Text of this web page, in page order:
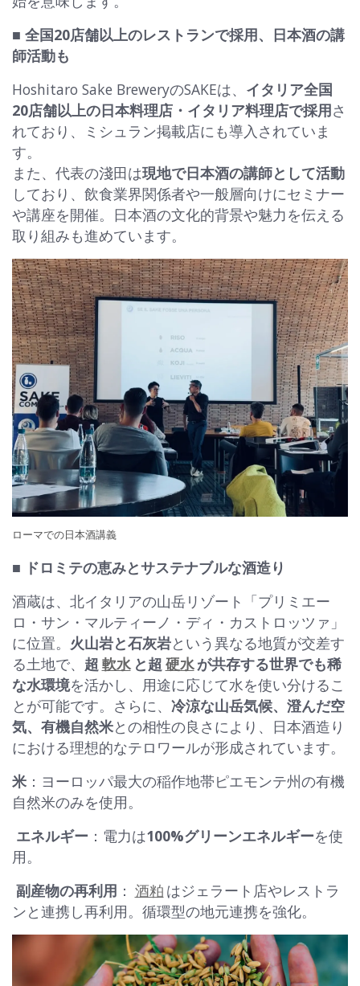
■ 全国20店舗以上のレストランで採用、日本酒の講
師活動も
Hoshitaro Sake BreweryのSAKEは、 イタリア全国
20店舗以上の日本料理店・イタリア料理店で採用さ
れており、ミシュラン掲載店にも導入されていま
す。
また、代表の淺田は現地で日本酒の講師として活動
しており、飲食業界関係者や一般層向けにセミナー
や講座を開催。日本酒の文化的背景や魅力を伝える
取り組みも進めています。
ローマでの日本酒講義
■ ドロミテの恵みとサステナブルな酒造り
酒蔵は、北イタリアの山岳リゾート「プリミエー
ロ・サン・マルティーノ・ディ・カストロッツァ」
に位置。 火山岩と石灰岩という異なる地質が交差す
る土地で、 超 軟水 と超 硬水が共存する世界でも稀
な水環境を活かし、用途に応じて水を使い分けるこ
とが可能です。さらに、 冷涼な山岳気候、澄んだ空
気、有機自然米との相性の良さにより、日本酒造り
における理想的なテロワールが形成されています。
米 ：ヨーロッパ最大の稲作地帯ピエモンテ州の有機
自然米のみを使用。
エネルギー ：電力は100%グリーンエネルギーを使
用。
副産物の再利用 ： 酒粕 はジェラート店やレストラ
ンと連携し再利用。循環型の地元連携を強化。